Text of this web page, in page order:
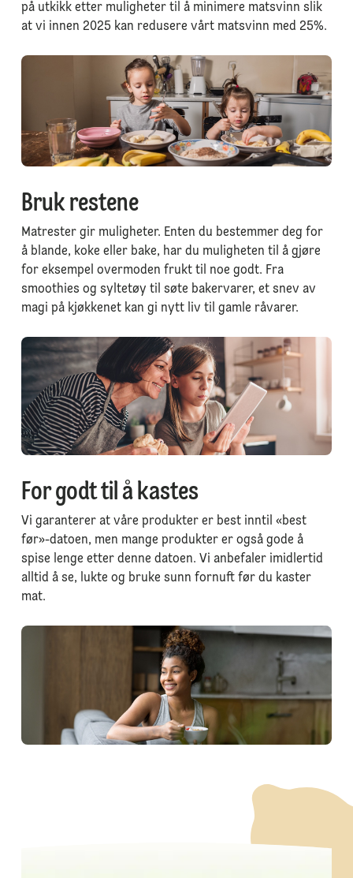
på utkikk etter muligheter til å minimere matsvinn slik
at vi innen 2025 kan redusere vårt matsvinn med 25%.
Bruk restene
Matrester gir muligheter. Enten du bestemmer deg for
å blande, koke eller bake, har du muligheten til å gjøre
for eksempel overmoden frukt til noe godt. Fra
smoothies og syltetøy til søte bakervarer, et snev av
magi på kjøkkenet kan gi nytt liv til gamle råvarer.
For godt til å kastes
Vi garanterer at våre produkter er best inntil «best
før»-datoen, men mange produkter er også gode å
spise lenge etter denne datoen. Vi anbefaler imidlertid
alltid å se, lukte og bruke sunn fornuft før du kaster
mat.